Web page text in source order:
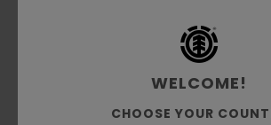
WELCOME!
CHOOSE YOUR